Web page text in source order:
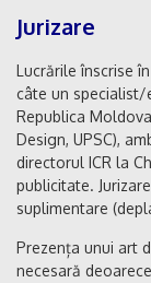
Jurizare
Lucrările înscrise
câte un specialist/
Republica
Design, UPSC),
directorul ICR la
publicitate.
suplimentare
Prezența unui art
necesară